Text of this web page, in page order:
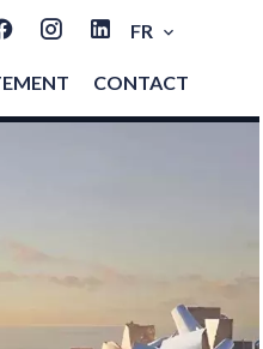
FR
CONTACT